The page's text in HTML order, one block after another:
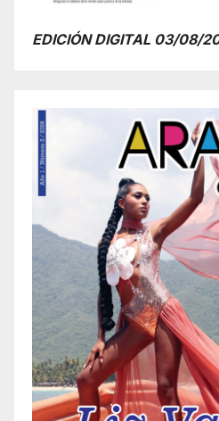
EDICIÓN DIGITAL 03/08/